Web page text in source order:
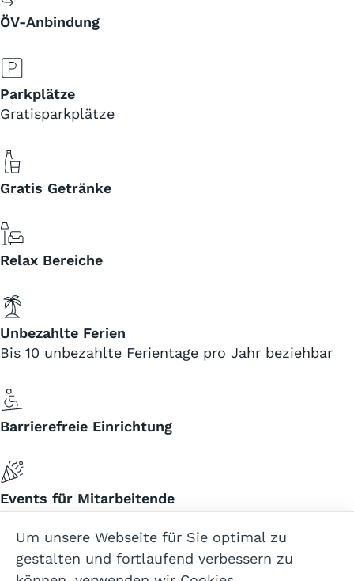
ÖV-Anbindung
Parkplätze
Gratisparkplätze
Gratis Getränke
Relax Bereiche
Unbezahlte Ferien
Bis 10 unbezahlte Ferientage pro Jahr beziehbar
Barrierefreie Einrichtung
Events für Mitarbeitende
Um unsere Webseite für Sie optimal zu
gestalten und fortlaufend verbessern zu